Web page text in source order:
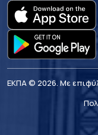
ΕΚΠΑ © 2026. Με